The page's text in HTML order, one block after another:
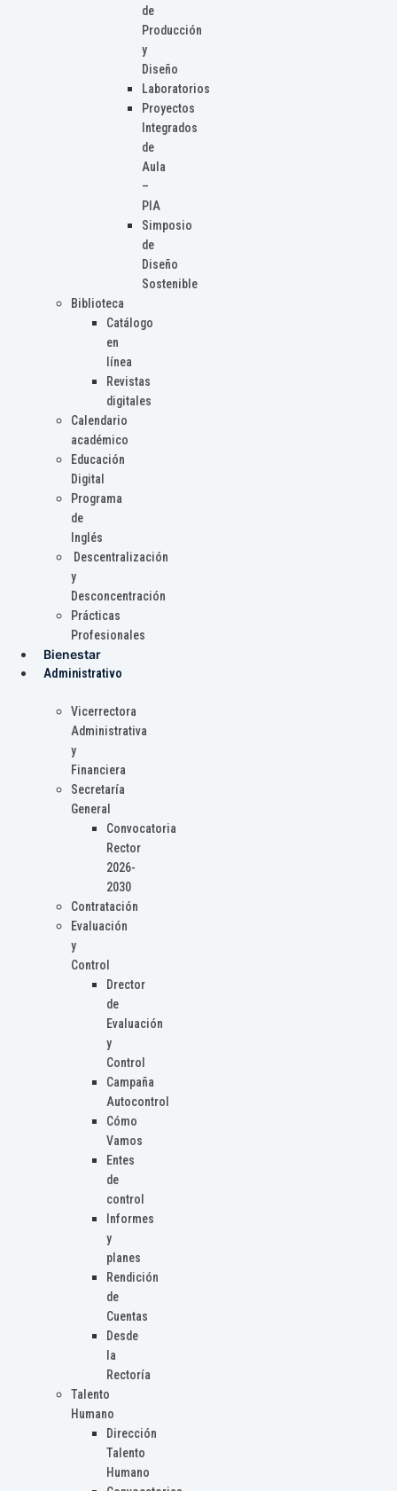
de
Producción
y
Diseño
Laboratorios
Proyectos
Integrados
de
Aula
–
PIA
Simposio
de
Diseño
Sostenible
Biblioteca
Catálogo
en
línea
Revistas
digitales
Calendario
académico
Educación
Digital
Programa
de
Inglés
Descentralización
y
Desconcentración
Prácticas
Profesionales
Bienestar
Administrativo
Vicerrectora
Administrativa
y
Financiera
Secretaría
General
Convocatoria
Rector
2026-
2030
Contratación
Evaluación
y
Control
Drector
de
Evaluación
y
Control
Campaña
Autocontrol
Cómo
Vamos
Entes
de
control
Informes
y
planes
Rendición
de
Cuentas
Desde
la
Rectoría
Talento
Humano
Dirección
Talento
Humano